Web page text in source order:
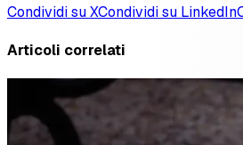
Condividi su XCondividi su LinkedIn
Articoli correlati